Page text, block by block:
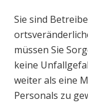
Sie sind
müssen Sie
keine
weiter als eine
Personals zu